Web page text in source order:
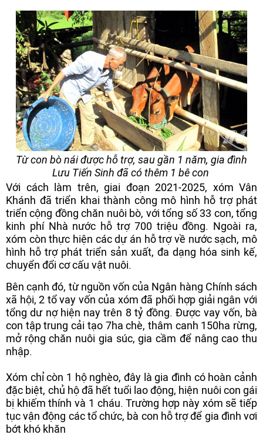
Từ con bò nái được hỗ trợ, sau gần 1 năm, gia đình
Lưu Tiến Sinh đã có thêm 1 bê con
Với cách làm trên, giai đoạn 2021-2025, xóm Vân
Khánh đã triển khai thành công mô hình hỗ trợ phát
triển cộng đồng chăn nuôi bò, với tổng số 33 con, tổng
kinh phí Nhà nước hỗ trợ 700 triệu đồng. Ngoài ra,
xóm còn thực hiện các dự án hỗ trợ về nước sạch, mô
hình hỗ trợ phát triển sản xuất, đa dạng hóa sinh kế,
chuyển đổi cơ cấu vật nuôi.
Bên cạnh đó, từ nguồn vốn của Ngân hàng Chính sách
xã hội, 2 tổ vay vốn của xóm đã phối hợp giải ngân với
tổng dư nợ hiện nay trên 8 tỷ đồng. Được vay vốn, bà
con tập trung cải tạo 7ha chè, thâm canh 150ha rừng,
mở rộng chăn nuôi gia súc, gia cầm để nâng cao thu
nhập.
Xóm chỉ còn 1 hộ nghèo, đây là gia đình có hoàn cảnh
đặc biệt, chủ hộ đã hết tuổi lao động, hiện nuôi con gái
bị khiếm thính và 1 cháu. Trường hợp này xóm sẽ tiếp
tục vận động các tổ chức, bà con hỗ trợ để gia đình vơi
bớt khó khăn